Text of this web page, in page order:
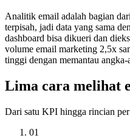
Analitik email adalah bagian dari
terpisah, jadi data yang sama
dashboard bisa dikueri dan
volume email marketing 2,5x
tinggi dengan memantau
Lima cara melihat
Dari satu KPI hingga rincian per
01